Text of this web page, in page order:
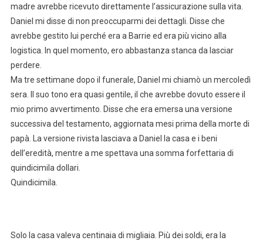
madre avrebbe ricevuto direttamente l’assicurazione sulla vita.
Daniel mi disse di non preoccuparmi dei dettagli. Disse che
avrebbe gestito lui perché era a Barrie ed era più vicino alla
logistica. In quel momento, ero abbastanza stanca da lasciar
perdere.
Ma tre settimane dopo il funerale, Daniel mi chiamò un mercoledì
sera. Il suo tono era quasi gentile, il che avrebbe dovuto essere il
mio primo avvertimento. Disse che era emersa una versione
successiva del testamento, aggiornata mesi prima della morte di
papà. La versione rivista lasciava a Daniel la casa e i beni
dell’eredità, mentre a me spettava una somma forfettaria di
quindicimila dollari.
Quindicimila.
Solo la casa valeva centinaia di migliaia. Più dei soldi, era la